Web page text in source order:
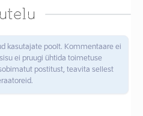
kasutajate poolt. Kommentaare ei
ei pruugi ühtida toimetuse
postitust, teavita sellest